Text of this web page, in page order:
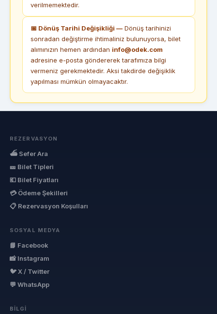
verilmemektedir.
📅 Dönüş Tarihi Değişikliği —Dönüş tarihinizi
sonradan değiştirme ihtimaliniz bulunuyorsa, bilet
alımınızın hemen ardından info@odek.com
adresine e-posta göndererek tarafımıza bilgi
vermeniz gerekmektedir. Aksi takdirde değişiklik
yapılması mümkün olmayacaktır.
REZERVASYON
⛴ Sefer Ara
🎫 Bilet Tipleri
💶 Bilet Fiyatları
💳 Ödeme Şekilleri
📋 Rezervasyon Koşulları
SOSYAL MEDYA
📘 Facebook
📸 Instagram
🐦 X / Twitter
💬 WhatsApp
BILGI